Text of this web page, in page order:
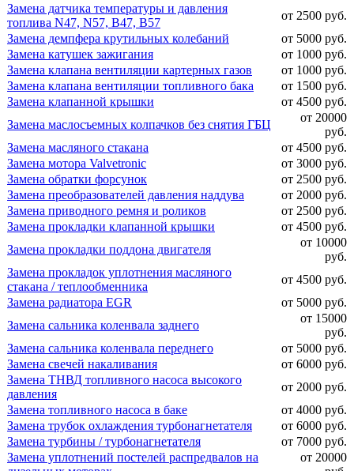
Замена датчика температуры и давления
топлива N47, N57, B47, B57
от 2500 руб.
Замена демпфера крутильных колебаний
от 5000 руб.
Замена катушек зажигания
от 1000 руб.
Замена клапана вентиляции картерных газов
от 1000 руб.
Замена клапана вентиляции топливного бака
от 1500 руб.
Замена клапанной крышки
от 4500 руб.
Замена маслосъемных колпачков без снятия ГБЦ
от 20000
руб.
Замена масляного стакана
от 4500 руб.
Замена мотора Valvetronic
от 3000 руб.
Замена обратки форсунок
от 2500 руб.
Замена преобразователей давления наддува
от 2000 руб.
Замена приводного ремня и роликов
от 2500 руб.
Замена прокладки клапанной крышки
от 4500 руб.
Замена прокладки поддона двигателя
от 10000
руб.
Замена прокладок уплотнения масляного
стакана / теплообменника
от 4500 руб.
Замена радиатора EGR
от 5000 руб.
Замена сальника коленвала заднего
от 15000
руб.
Замена сальника коленвала переднего
от 5000 руб.
Замена свечей накаливания
от 6000 руб.
Замена ТНВД топливного насоса высокого
давления
от 2000 руб.
Замена топливного насоса в баке
от 4000 руб.
Замена трубок охлаждения турбонагнетателя
от 6000 руб.
Замена турбины / турбонагнетателя
от 7000 руб.
Замена уплотнений постелей распредвалов на
от 20000